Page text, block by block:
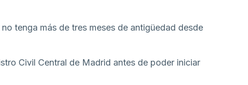
tenga más de tres meses de antigüedad desde
Civil Central de Madrid antes de poder iniciar